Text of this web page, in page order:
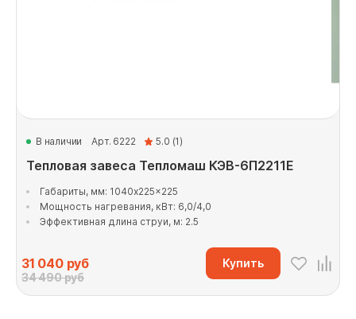
В наличии Арт. 6222 5.0 (1)
Тепловая завеса Тепломаш КЭВ-6П2211Е
Габариты, мм: 1040x225x225
Мощность нагревания, кВт: 6,0/4,0
Эффективная длина струи, м: 2.5
31 040руб
34 490 руб
Купить